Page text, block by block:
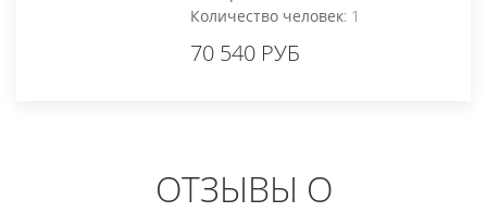
Количество человек: 1
70 540 РУБ
ОТЗЫВЫ О